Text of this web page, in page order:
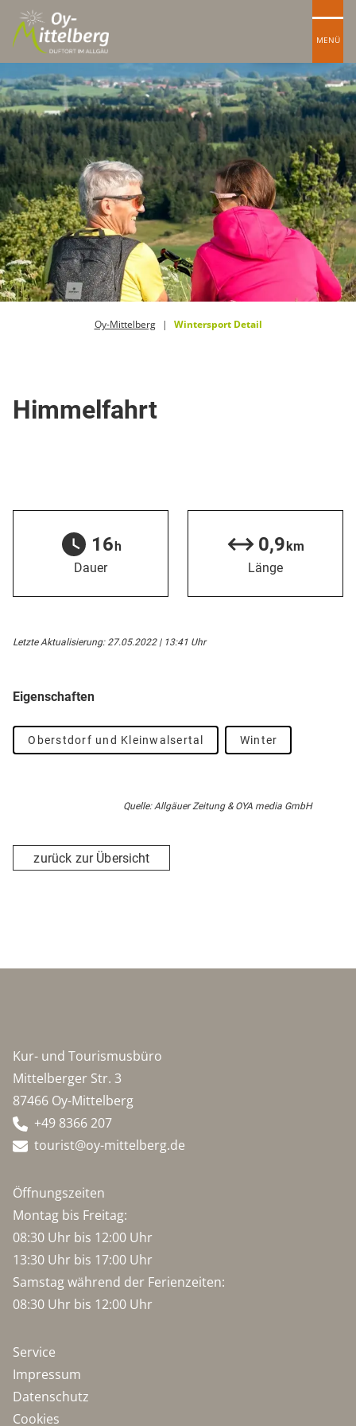
MENÜ
Oy-Mittelberg Wintersport Detail
Himmelfahrt
16h
Dauer
0,9km
Länge
Letzte Aktualisierung: 27.05.2022 | 13:41 Uhr
Eigenschaften
Oberstdorf und Kleinwalsertal Winter
Quelle: Allgäuer Zeitung & OYA media GmbH
zurück zur Übersicht
Kur- und Tourismusbüro
Mittelberger Str. 3
87466 Oy-Mittelberg
+49 8366 207
tourist@oy-mittelberg.de
Öffnungszeiten
Montag bis Freitag:
08:30 Uhr bis 12:00 Uhr
13:30 Uhr bis 17:00 Uhr
Samstag während der Ferienzeiten:
08:30 Uhr bis 12:00 Uhr
Service
Impressum
Datenschutz
Cookies